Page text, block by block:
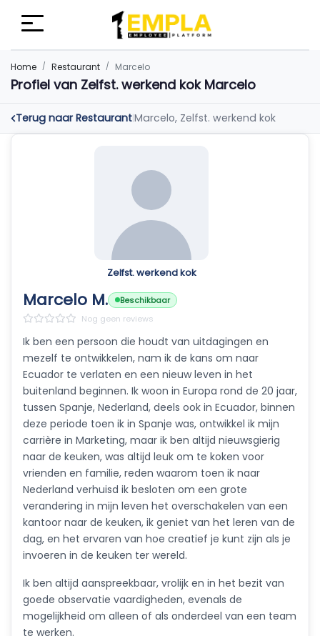
Home Restaurant Marcelo
Profiel van Zelfst. werkend kok Marcelo
Terug naar Restaurant|Marcelo, Zelfst. werkend kok
Zelfst. werkend kok
Marcelo M.
Beschikbaar
Nog geen reviews
Ik ben een persoon die houdt van uitdagingen en
mezelf te ontwikkelen, nam ik de kans om naar
Ecuador te verlaten en een nieuw leven in het
buitenland beginnen. Ik woon in Europa rond de 20 jaar,
tussen Spanje, Nederland, deels ook in Ecuador, binnen
deze periode toen ik in Spanje was, ontwikkel ik mijn
carrière in Marketing, maar ik ben altijd nieuwsgierig
naar de keuken, was altijd leuk om te koken voor
vrienden en familie, reden waarom toen ik naar
Nederland verhuisd ik besloten om een grote
verandering in mijn leven het overschakelen van een
kantoor naar de keuken, ik geniet van het leren van de
dag, en het ervaren van hoe creatief je kunt zijn als je
invoeren in de keuken ter wereld.
Ik ben altijd aanspreekbaar, vrolijk en in het bezit van
goede observatie vaardigheden, evenals de
mogelijkheid om alleen of als onderdeel van een team
te werken.